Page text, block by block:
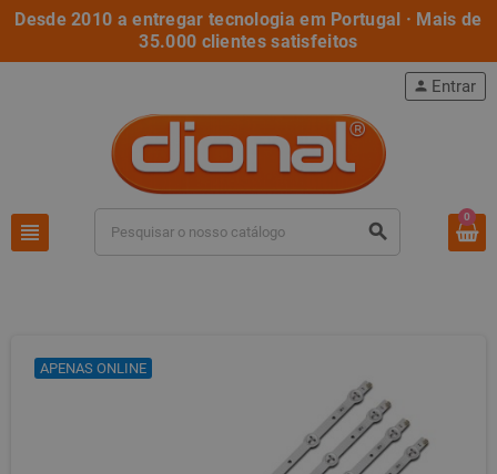
Desde 2010 a entregar tecnologia em Portugal · Mais de
35.000 clientes satisfeitos
view_headline search
person Entrar
0
APENAS ONLINE